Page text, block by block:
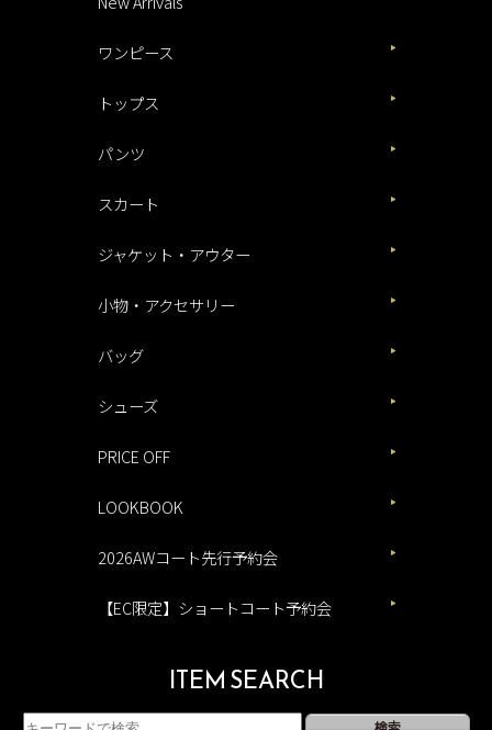
ワンピース
トップス
パンツ
スカート
ジャケット・アウター
小物・アクセサリー
バッグ
シューズ
PRICE OFF
LOOKBOOK
2026AWコート先行予約会
【EC限定】ショートコート予約会
ITEM SEARCH